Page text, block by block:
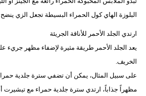
البلوزة الهاي كول الحمراء البسيطة تجعل الزي ينضح
ارتدي الجلد الأحمر للأناقة الجريئة
يعد الجلد الأحمر طريقة مثيرة لإضفاء مظهر جريء
الخريف.
على سبيل المثال، يمكن أن تضفي سترة جلدية
مظهراً جذاباً، ارتدي سترة جلدية حمراء مع